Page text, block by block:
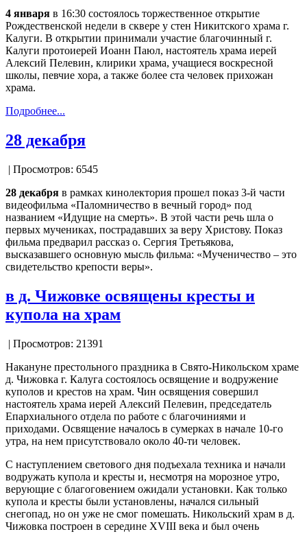
4 января в 16:30 состоялось торжественное открытие
Рождественской недели в сквере у стен Никитского храма г.
Калуги. В открытии принимали участие благочинный г.
Калуги протоиерей Иоанн Паюл, настоятель храма иерей
Алексий Пелевин, клирики храма, учащиеся воскресной
школы, певчие хора, а также более ста человек прихожан
храма.
Подробнее...
28 декабря
| Просмотров: 6545
28 декабря в рамках кинолектория прошел показ 3-й части
видеофильма «Паломничество в вечный город» под
названием «Идущие на смерть». В этой части речь шла о
первых мучениках, пострадавших за веру Христову. Показ
фильма предварил рассказ о. Сергия Третьякова,
высказавшего основную мысль фильма: «Мученичество – это
свидетельство крепости веры».
в д. Чижовке освящены кресты и
купола на храм
| Просмотров: 21391
Накануне престольного праздника в Свято-Никольском храме
д. Чижовка г. Калуга состоялось освящение и водружение
куполов и крестов на храм. Чин освящения совершил
настоятель храма иерей Алексий Пелевин, председатель
Епархиального отдела по работе с благочиниями и
приходами. Освящение началось в сумерках в начале 10-го
утра, на нем присутствовало около 40-ти человек.
С наступлением светового дня подъехала техника и начали
водружать купола и кресты и, несмотря на морозное утро,
верующие с благоговением ожидали установки. Как только
купола и кресты были установлены, начался сильный
снегопад, но он уже не смог помешать. Никольский храм в д.
Чижовка построен в середине XVIII века и был очень